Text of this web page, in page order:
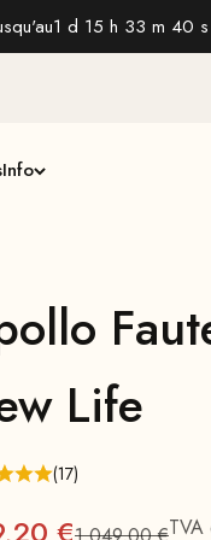
1 d 15 h 33 m 39 s
Info
Life
(17)
TVA